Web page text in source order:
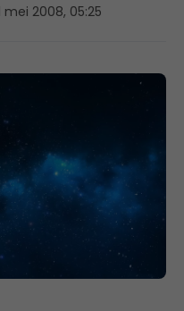
mei 2008, 05:25